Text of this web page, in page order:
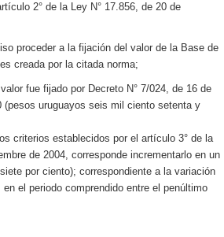
2° de la Ley N° 17.856, de 20 de
proceder a la fijación del valor de la Base de
creada por la citada norma;
fue fijado por Decreto N° 7/024, de 16 de
(pesos uruguayos seis mil ciento setenta y
criterios establecidos por el artículo 3° de la
de 2004, corresponde incrementarlo en un
por ciento); correspondiente a la variación
el periodo comprendido entre el penúltimo